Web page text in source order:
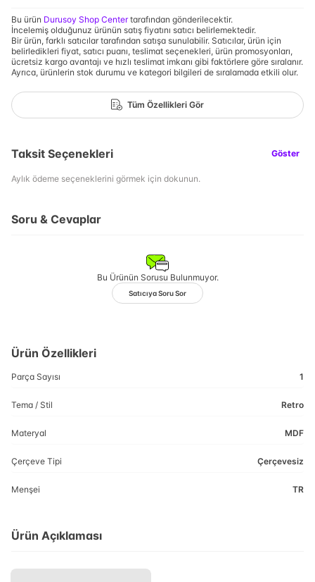
Bu ürün Durusoy Shop Centertarafından gönderilecektir.
İncelemiş olduğunuz ürünün satış fiyatını satıcı belirlemektedir.
Bir ürün, farklı satıcılar tarafından satışa sunulabilir. Satıcılar, ürün için
belirledikleri fiyat, satıcı puanı, teslimat seçenekleri, ürün promosyonları,
ücretsiz kargo avantajı ve hızlı teslimat imkanı gibi faktörlere göre sıralanır.
Ayrıca, ürünlerin stok durumu ve kategori bilgileri de sıralamada etkili olur.
Tüm Özellikleri Gör
Taksit Seçenekleri Göster
Aylık ödeme seçeneklerini görmek için dokunun.
Soru & Cevaplar
Bu Ürünün Sorusu Bulunmuyor.
Satıcıya Soru Sor
Ürün Özellikleri
Parça Sayısı 1
Tema / Stil Retro
Materyal MDF
Çerçeve Tipi Çerçevesiz
Menşei TR
Ürün Açıklaması